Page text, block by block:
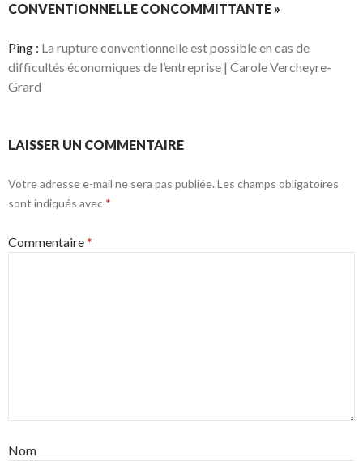
CONVENTIONNELLE CONCOMMITTANTE »
Ping : La rupture conventionnelle est possible en cas de
difficultés économiques de l’entreprise | Carole Vercheyre-
Grard
LAISSER UN COMMENTAIRE
Votre adresse e-mail ne sera pas publiée. Les champs obligatoires
sont indiqués avec *
Commentaire*
Nom